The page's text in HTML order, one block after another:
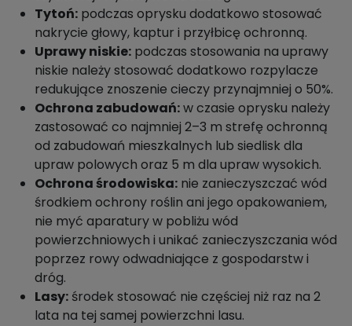
Tytoń: podczas oprysku dodatkowo stosować
nakrycie głowy, kaptur i przyłbicę ochronną.
Uprawy niskie: podczas stosowania na uprawy
niskie należy stosować dodatkowo rozpylacze
redukujące znoszenie cieczy przynajmniej o 50%.
Ochrona zabudowań:w czasie oprysku należy
zastosować co najmniej 2–3 m strefę ochronną
od zabudowań mieszkalnych lub siedlisk dla
upraw polowych oraz 5 m dla upraw wysokich.
Ochrona środowiska: nie zanieczyszczać wód
środkiem ochrony roślin ani jego opakowaniem,
nie myć aparatury w pobliżu wód
powierzchniowych i unikać zanieczyszczania wód
poprzez rowy odwadniające z gospodarstw i
dróg.
Lasy: środek stosować nie częściej niż raz na 2
lata na tej samej powierzchni lasu.